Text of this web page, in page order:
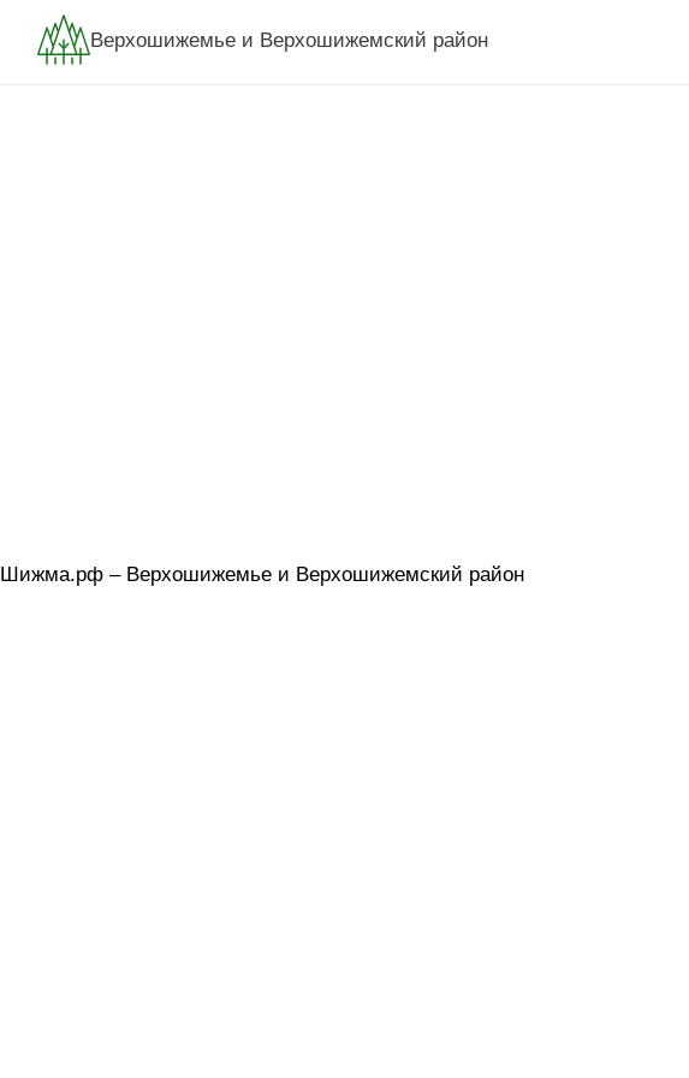
Верхошижемье и Верхошижемский район
Шижма.рф – Верхошижемье и Верхошижемский район